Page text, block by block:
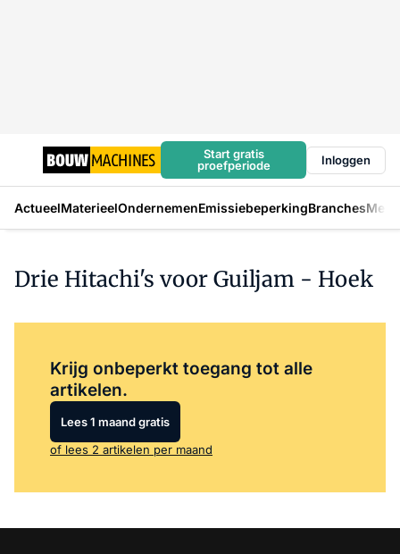
Start gratis
proefperiode
Inloggen
ActueelMaterieelOndernemenEmissiebeperkingBranches
Drie Hitachi's voor Guiljam - Hoek
Krijg onbeperkt toegang tot alle
artikelen.
Lees 1 maand gratis
of lees 2 artikelen per maand